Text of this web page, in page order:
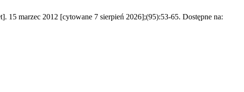
15 marzec 2012 [cytowane 7 sierpień 2026];(95):53-65. Dostępne na: